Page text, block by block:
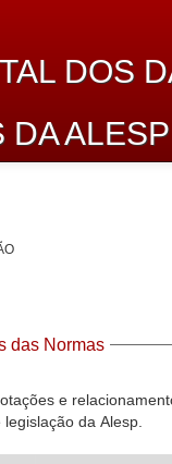
DOS
DA ALESP
Abertos
das Normas
e
da Alesp.